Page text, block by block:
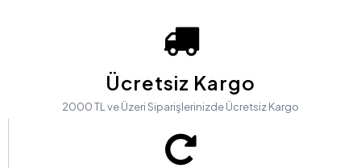
Ücretsiz Kargo
2000 TL ve Üzeri Siparişlerinizde Ücretsiz Kargo